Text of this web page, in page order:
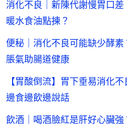
消化不良｜新陳代謝慢胃口
暖水食油點揀？
便秘｜消化不良可能缺少酵
脹氣助腸道健康
【胃酸倒流】胃下垂易消化
邊食邊飲邊說話
飲酒｜喝酒臉紅是肝好心臟